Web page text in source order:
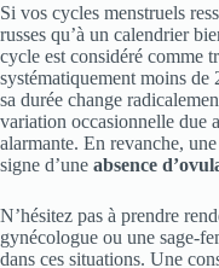
Si vos cycles menstruels
russes qu’à un calendrier
cycle est considéré comme
systématiquement moins
sa durée change
variation occasionnelle due
alarmante. En revanche,
signe d’une absence
N’hésitez pas à prendre
gynécologue ou une sage-
dans ces situations. Une